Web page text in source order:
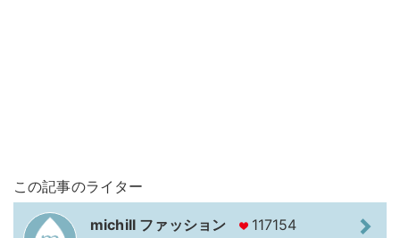
この記事のライター
michill ファッション 117154